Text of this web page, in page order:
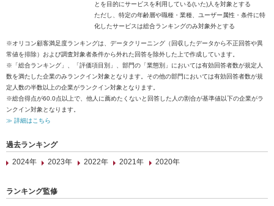
とを目的にサービスを利用している(いた)人を対象とする
ただし、特定の年齢層や職種・業種、ユーザー属性・条件に特
化したサービスは総合ランキングのみ対象外とする
※オリコン顧客満足度ランキングは、データクリーニング（回収したデータから不正回答や異
常値を排除）および調査対象者条件から外れた回答を除外した上で作成しています。
※「総合ランキング」、「評価項目別」、部門の「業態別」においては有効回答者数が規定人
数を満たした企業のみランクイン対象となります。その他の部門においては有効回答者数が規
定人数の半数以上の企業がランクイン対象となります。
※総合得点が60.0点以上で、他人に薦めたくないと回答した人の割合が基準値以下の企業がラ
ンクイン対象となります。
≫ 詳細はこちら
過去ランキング
2024年
2023年 2022年 2021年 2020年
ランキング監修